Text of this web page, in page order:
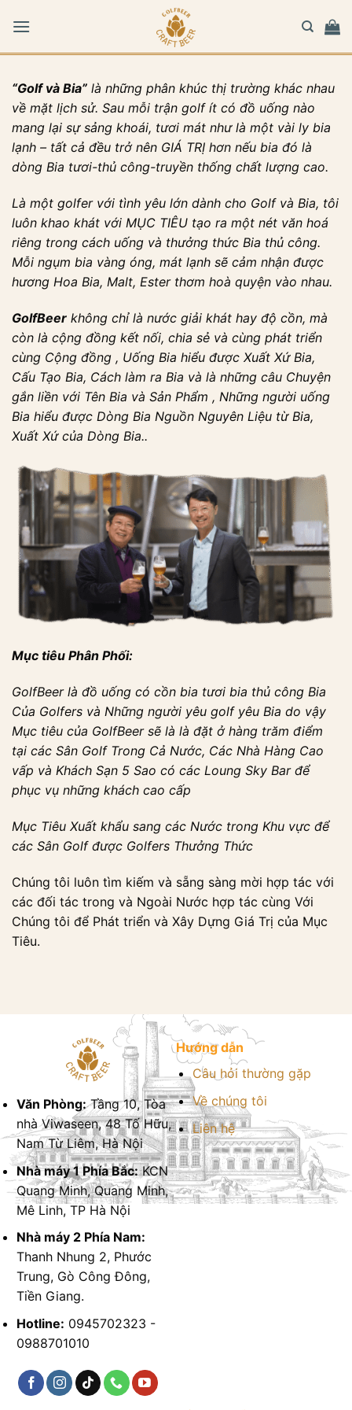
qua
“Golf và Bia” là những phân khúc thị trường khác nhau
về mặt lịch sử. Sau mỗi trận golf ít có đồ uống nào
mang lại sự sảng khoái, tươi mát như là một vài ly bia
lạnh – tất cả đều trở nên GIÁ TRỊ hơn nếu bia đó là
dòng Bia tươi-thủ công-truyền thống chất lượng cao.
Là một golfer với tình yêu lớn dành cho Golf và Bia, tôi
luôn khao khát với MỤC TIÊU tạo ra một nét văn hoá
riêng trong cách uống và thưởng thức Bia thủ công.
Mỗi ngụm bia vàng óng, mát lạnh sẽ cảm nhận được
hương Hoa Bia, Malt, Ester thơm hoà quyện vào nhau.
GolfBeer không chỉ là nước giải khát hay độ cồn, mà
còn là cộng đồng kết nối, chia sẻ và cùng phát triển
cùng Cộng đồng , Uống Bia hiểu được Xuất Xứ Bia,
Cấu Tạo Bia, Cách làm ra Bia và là những câu Chuyện
gắn liền với Tên Bia và Sản Phẩm , Những người uống
Bia hiểu được Dòng Bia Nguồn Nguyên Liệu từ Bia,
Xuất Xứ của Dòng Bia..
Mục tiêu Phân Phối:
GolfBeer là đồ uống có cồn bia tươi bia thủ công Bia
Của Golfers và Những người yêu golf yêu Bia do vậy
Mục tiêu của GolfBeer sẽ là là đặt ở hàng trăm điểm
tại các Sân Golf Trong Cả Nước, Các Nhà Hàng Cao
vấp và Khách Sạn 5 Sao có các Loung Sky Bar để
phục vụ những khách cao cấp
Mục Tiêu Xuất khẩu sang các Nước trong Khu vực để
các Sân Golf được Golfers Thưởng Thức
Chúng tôi luôn tìm kiếm và sẵng sàng mời hợp tác với
các đối tác trong và Ngoài Nước hợp tác cùng Với
Chúng tôi để Phát triển và Xây Dựng Giá Trị của Mục
Tiêu.
Văn Phòng:Tầng 10, Tòa
nhà Viwaseen, 48 Tố Hữu,
Nam Từ Liêm, Hà Nội
Nhà máy 1 Phía Bắc:KCN
Quang Minh, Quang Minh,
Mê Linh, TP Hà Nội
Nhà máy 2 Phía Nam:
Thanh Nhung 2, Phước
Trung, Gò Công Đông,
Tiền Giang.
Hotline: 0945702323 -
0988701010
Hướng dẫn
Câu hỏi thường gặp
Về chúng tôi
Liên hệ